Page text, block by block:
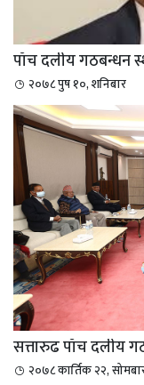
पाँच दलीय गठबन्धन
२०७८ पुष १०, शनिबार
सत्तारुढ पाँच दलीय
२०७८ कार्तिक २२,